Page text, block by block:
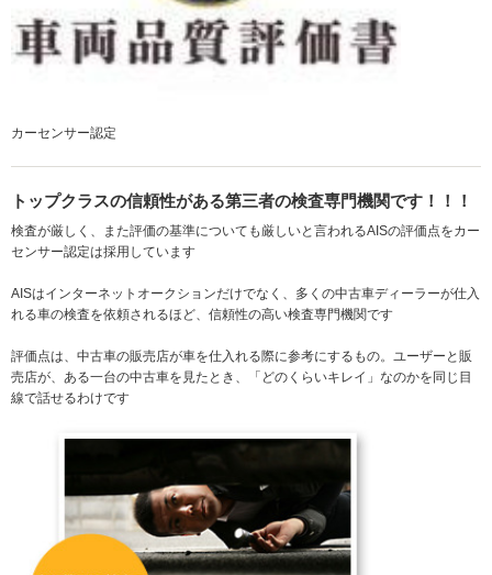
カーセンサー認定
トップクラスの信頼性がある第三者の検査専門機関です！！！
検査が厳しく、また評価の基準についても厳しいと言われるAISの評価点をカー
センサー認定は採用しています
AISはインターネットオークションだけでなく、多くの中古車ディーラーが仕入
れる車の検査を依頼されるほど、信頼性の高い検査専門機関です
評価点は、中古車の販売店が車を仕入れる際に参考にするもの。ユーザーと販
売店が、ある一台の中古車を見たとき、「どのくらいキレイ」なのかを同じ目
線で話せるわけです